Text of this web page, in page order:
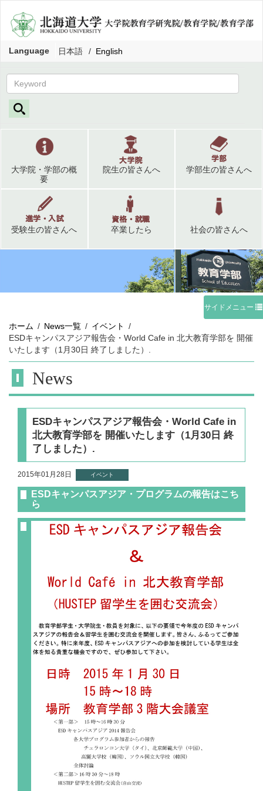
Language 日本語 English
大学院・学部の概
要
院生の皆さんへ 学部生の皆さんへ
受験生の皆さんへ 卒業したら 社会の皆さんへ
サイドメニュー
ホーム News一覧
イベント
ESDキャンパスアジア報告会・World Cafe in 北大教育学部を 開催
いたします（1月30日 終了しました）.
News
ESDキャンパスアジア報告会・World Cafe in
北大教育学部を 開催いたします（1月30日 終
了しました）.
2015年01月28日 イベント
ESDキャンパスアジア・プログラムの報告はこち
ら